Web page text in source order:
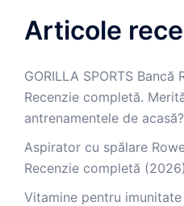
Articole
GORILLA SPORTS
Recenzie completă.
antrenamentele de acasă?
Aspirator cu spălare
Recenzie completă (2026)
Vitamine pentru